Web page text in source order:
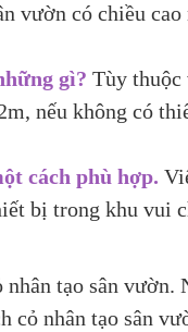
vườn có chiều
gì? Tùy thuộc
nếu không có
cách phù hợp.
bị trong khu vui
tạo sân vườn.
cỏ nhân tạo sân